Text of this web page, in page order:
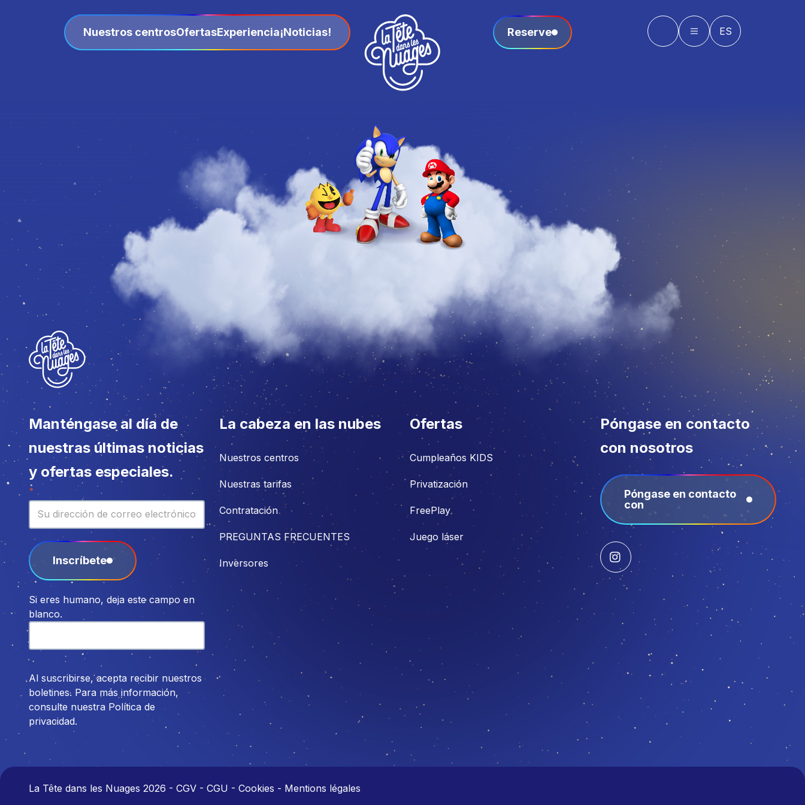
Nuestros centrosOfertasExperiencia¡Noticias! Reserve ES
Manténgase al día de
nuestras últimas noticias
y ofertas especiales.
Boletín
*
Inscríbete
Si eres humano, deja este campo en
blanco.
Al suscribirse, acepta recibir nuestros
boletines. Para más información,
consulte nuestra Política de
privacidad.
La cabeza en las nubes
Nuestros centros
Nuestras tarifas
Contratación
PREGUNTAS FRECUENTES
Inversores
Ofertas
Cumpleaños KIDS
Privatización
FreePlay
Juego láser
Póngase en contacto
con nosotros
Póngase en contacto
con
La Tête dans les Nuages 2026 - CGV - CGU - Cookies - Mentions légales